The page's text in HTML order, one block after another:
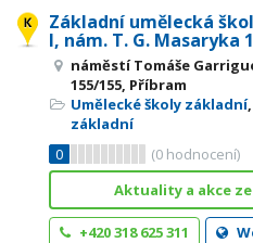
Základní umělecká
I, nám. T. G. Masaryka
náměstí Tomáše
155/155, Příbram
Umělecké školy základní,
základní
0
(0 hodnocení)
Aktuality a akce
+420 318 625 311